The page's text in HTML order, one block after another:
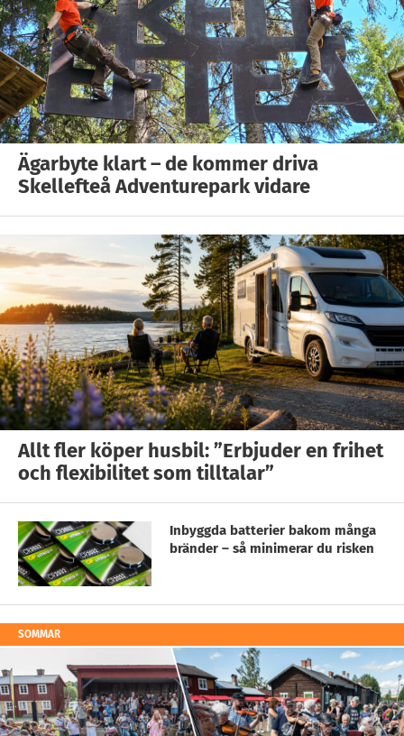
Ägarbyte klart – de kommer driva
Skellefteå Adventurepark vidare
Allt fler köper husbil: ”Erbjuder en frihet
och flexibilitet som tilltalar”
Inbyggda batterier bakom många
bränder – så minimerar du risken
SOMMAR